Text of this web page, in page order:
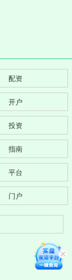
配资
开户
投资
指南
平台
门户